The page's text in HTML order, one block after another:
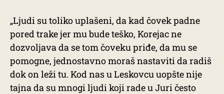
„Ljudi su toliko uplašeni, da kad čovek padne
pored trake jer mu bude teško, Korejac ne
dozvoljava da se tom čoveku priđe, da mu se
pomogne, jednostavno moraš nastaviti da radiš
dok on leži tu. Kod nas u Leskovcu uopšte nije
tajna da su mnogi ljudi koji rade u Juri često